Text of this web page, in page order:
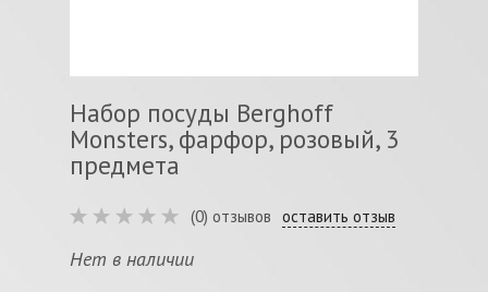
Набор посуды Berghoff
Monsters, фарфор, розовый, 3
предмета
(0) отзывов оставить отзыв
Нет в наличии